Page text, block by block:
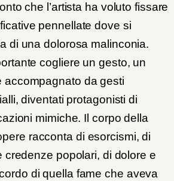
che l’artista ha voluto fissare
pennellate dove si
di una dolorosa malinconia.
cogliere un gesto, un
accompagnato da gesti
diventati protagonisti di
mimiche. Il corpo della
racconta di esorcismi, di
credenze popolari, di dolore e
di quella fame che aveva